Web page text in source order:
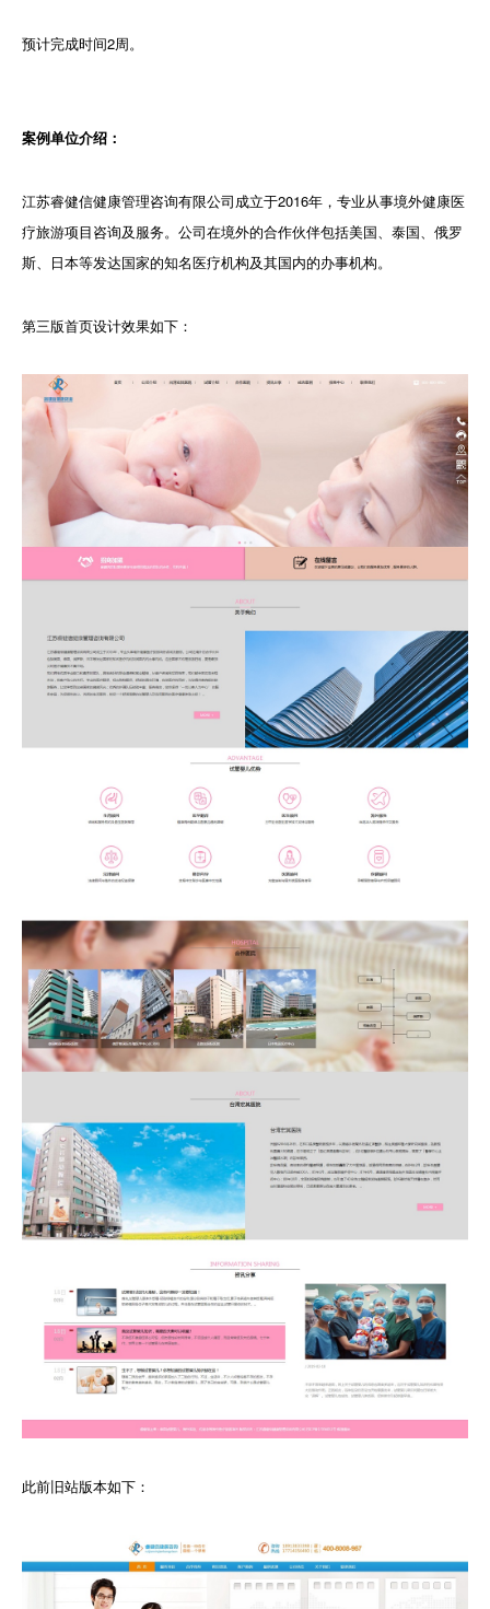
预计完成时间2周。
案例单位介绍：
江苏睿健信健康管理咨询有限公司成立于2016年，专业从事境外健康医
疗旅游项目咨询及服务。公司在境外的合作伙伴包括美国、泰国、俄罗
斯、日本等发达国家的知名医疗机构及其国内的办事机构。
第三版首页设计效果如下：
此前旧站版本如下：